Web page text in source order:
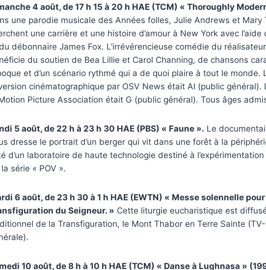
4 août, de 17 h 15 à 20 h HAE (TCM) « Thoroughly
une parodie musicale des Années folles, Julie Andrews et Mary
une carrière et une histoire d’amour à New York avec
débonnaire James Fox. L’irrévérencieuse comédie du
du soutien de Bea Lillie et Carol Channing, de chansons
et d’un scénario rythmé qui a de quoi plaire à tout le monde.
cinématographique par OSV News était AI (public général).
Picture Association était G (public général). Tous âges
5 août, de 22 h à 23 h 30 HAE (PBS) « Faune ». Le
dresse le portrait d’un berger qui vit dans une forêt à la
d’un laboratoire de haute technologie destiné à
série « POV ».
6 août, de 23 h 30 à 1 h HAE (EWTN) « Messe solennelle
du Seigneur. » Cette liturgie eucharistique est
de la Transfiguration, le Mont Thabor en Terre Sainte
10 août, de 8 h à 10 h HAE (TCM) « Danse à Lughnasa »